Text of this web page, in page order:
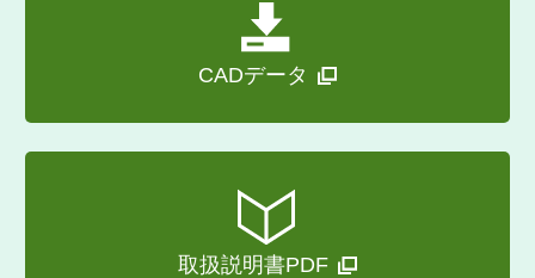
CADデータ
取扱説明書PDF